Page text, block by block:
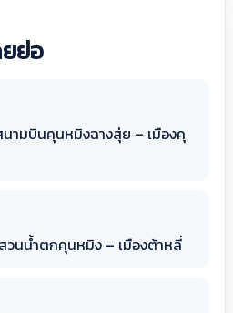
ย่อ
ามบินคุนหมิงฉางสุ่ย – เมืองคุ
นน้ำตกคุนหมิง – เมืองต้าหลี่